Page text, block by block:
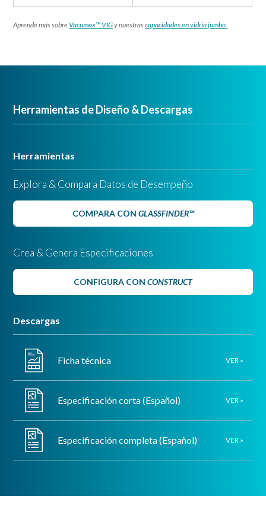
Aprende más sobreVacumax™ VIGy nuestrascapacidades en vidrio jumbo.
Herramientas de Diseño & Descargas
Herramientas
Explora & Compara Datos de Desempeño
COMPARA CON GLASSFINDER™
Crea & Genera Especificaciones
CONFIGURA CON CONSTRUCT
Descargas
Ficha técnica VER »
Especificación corta (Español) VER »
Especificación completa (Español) VER »